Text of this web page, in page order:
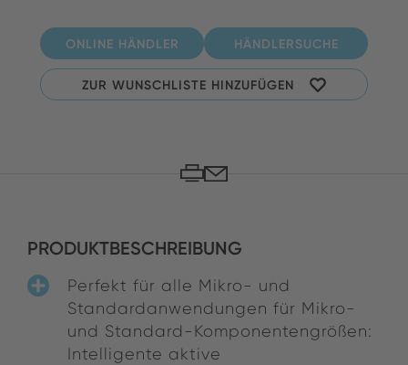
ONLINE HÄNDLER HÄNDLERSUCHE
ZUR WUNSCHLISTE HINZUFÜGEN
PRODUKTBESCHREIBUNG
Perfekt für alle Mikro- und
Standardanwendungen für Mikro-
und Standard-Komponentengrößen:
Intelligente aktive